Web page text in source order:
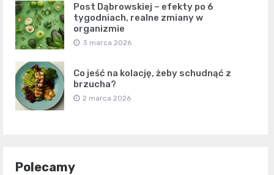
Post Dąbrowskiej – efekty po 6
tygodniach, realne zmiany w
organizmie
3 marca 2026
Co jeść na kolację, żeby schudnąć z
brzucha?
2 marca 2026
Polecamy